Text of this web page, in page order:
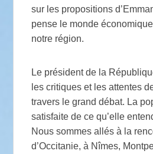
sur les propositions
pense le monde
notre région.
Le président de la
les critiques et les attentes
travers le grand débat. La
satisfaite de ce qu’elle
Nous sommes allés à la
d’Occitanie, à Nîmes,